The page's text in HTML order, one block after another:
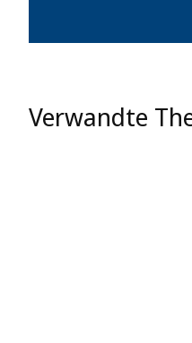
Verwandte